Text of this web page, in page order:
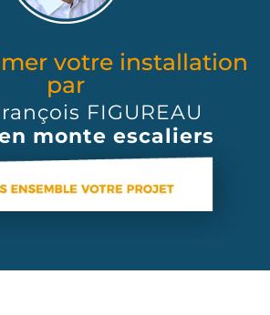
votre installation
par
FIGUREAU
monte escaliers